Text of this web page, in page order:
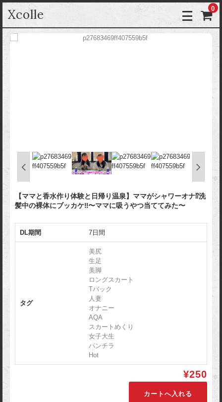
Xcolle 0
【ママと香水作り体験と日帰り温泉】ママがシャワーオナ⁉︎洗
髪中の裸体にブッカケ‼︎〜ママに吸うやつ当ててみた〜
DL期間 7日間
タグ
美尻
生足
美脚
ロングスカート
Tバック
人妻
オナニー
AQA
スカートめくり
女子大生
パンチラ
Hot
¥250